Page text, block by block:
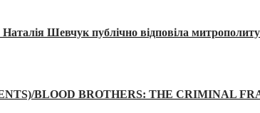
Шевчук публічно відповіла
BLOOD BROTHERS: THE CRIMINAL